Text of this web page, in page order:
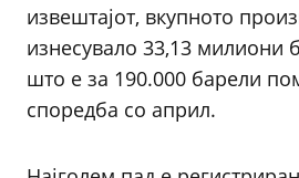
извештајот, вкупното
изнесувало 33,13 милиони
што е за 190.000 барели
споредба со април.